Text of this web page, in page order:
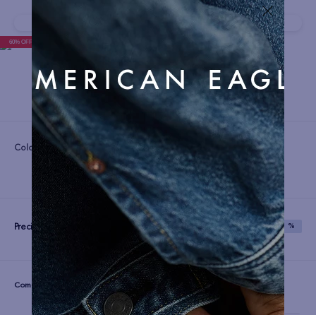
Compra rapido! Última unidad disponible
60% OFF
Color:
Precio: S/ 299 SAVE 60 %
☆☆☆☆☆ (0 comentarios)